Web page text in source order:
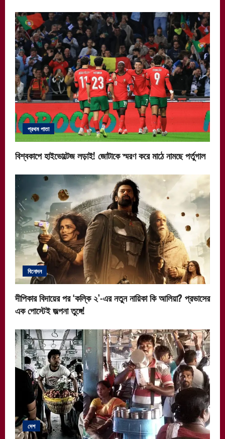
প্রথম পাতা
বিশ্বকাপে হাইভোল্টেজ লড়াই! জোটাকে স্মরণ করে মাঠে নামছে পর্তুগাল
বিনোদন
দীপিকার বিদায়ের পর ‘কল্কি ২’-এর নতুন নায়িকা কি আলিয়া? প্রভাসের
এক পোস্টেই জল্পনা তুঙ্গে!
দেশ